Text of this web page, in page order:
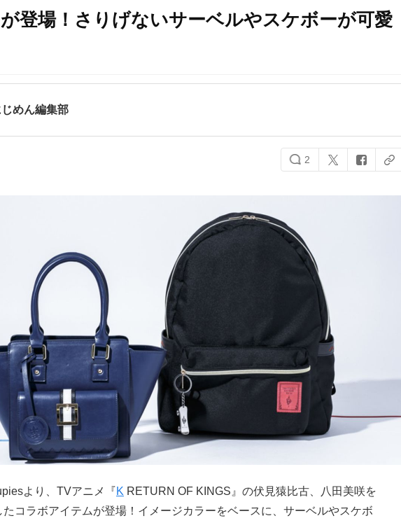
登場！さりげないサーベルやスケボーが可愛
めん編集部
2
より、TVアニメ『K RETURN OF KINGS』の伏見猿比古、八田美咲を
たコラボアイテムが登場！イメージカラーをベースに、サーベルやスケボ